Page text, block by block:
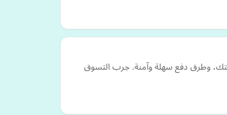
وطرق دفع سهلة وآمنة. جرب التسوق